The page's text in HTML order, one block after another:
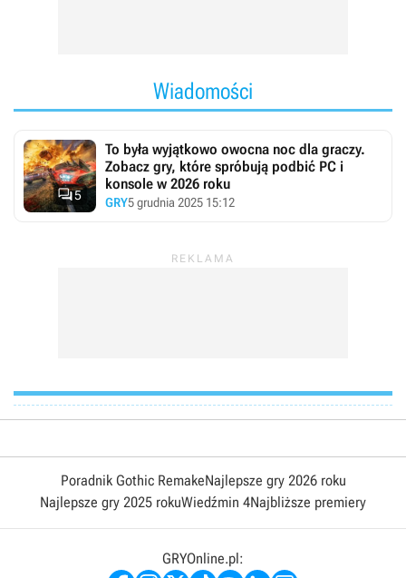
Wiadomości
5
To była wyjątkowo owocna noc dla graczy.
Zobacz gry, które spróbują podbić PC i
konsole w 2026 roku
GRY5 grudnia 2025 15:12
Poradnik Gothic RemakeNajlepsze gry 2026 roku
Najlepsze gry 2025 rokuWiedźmin 4Najbliższe premiery
GRYOnline.pl: